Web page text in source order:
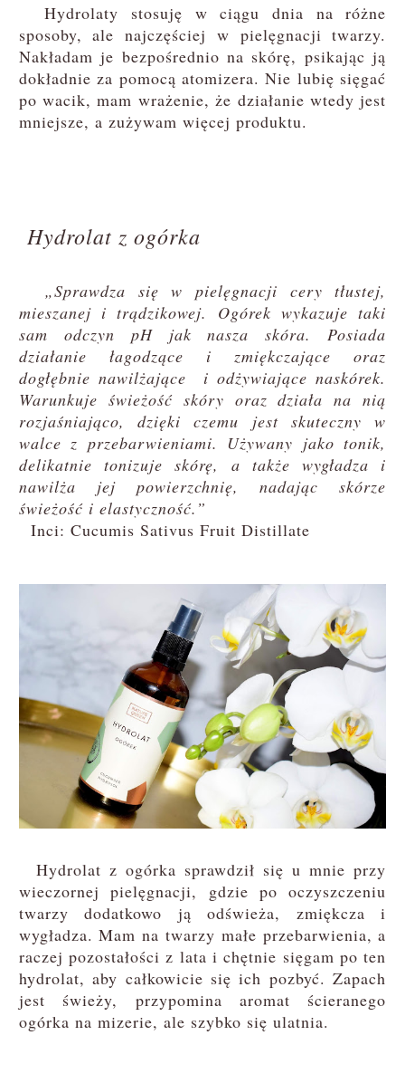
Hydrolaty stosuję w ciągu dnia na różne
sposoby, ale najczęściej w pielęgnacji twarzy.
Nakładam je bezpośrednio na skórę, psikając ją
dokładnie za pomocą atomizera. Nie lubię sięgać
po wacik, mam wrażenie, że działanie wtedy jest
mniejsze, a zużywam więcej produktu.
Hydrolat z ogórka
„Sprawdza się w pielęgnacji cery tłustej,
mieszanej i trądzikowej. Ogórek wykazuje taki
sam odczyn pH jak nasza skóra. Posiada
działanie łagodzące i zmiękczające oraz
dogłębnie nawilżające i odżywiające naskórek.
Warunkuje świeżość skóry oraz działa na nią
rozjaśniająco, dzięki czemu jest skuteczny w
walce z przebarwieniami. Używany jako tonik,
delikatnie tonizuje skórę, a także wygładza i
nawilża jej powierzchnię, nadając skórze
świeżość i elastyczność.”
Inci: Cucumis Sativus Fruit Distillate
Hydrolat z ogórka sprawdził się u mnie przy
wieczornej pielęgnacji, gdzie po oczyszczeniu
twarzy dodatkowo ją odświeża, zmiękcza i
wygładza. Mam na twarzy małe przebarwienia, a
raczej pozostałości z lata i chętnie sięgam po ten
hydrolat, aby całkowicie się ich pozbyć. Zapach
jest świeży, przypomina aromat ścieranego
ogórka na mizerie, ale szybko się ulatnia.